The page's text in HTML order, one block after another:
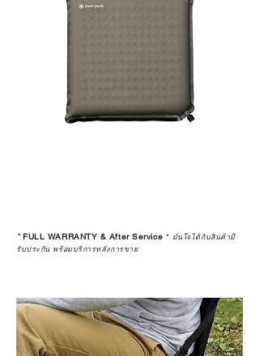
หรือการแก้ไขปัญหาที่อาจเกิดขึ้นใน
อนาคต
ก่อนตัดสินใจซื้อสินค้า เราอยาก
แนะนำให้คุณสอบถามทุกครั้งว่า ร้าน
ค้าที่คุณกำลังเลือกซื้อนั้น มีการรับ
ประกันสินค้าจากตัวแทนจำหน่าย
ในอุปกรณ์ที่คุณรัก มีคุณค่าอย่าง
ตัวแทนจำหน่ายที่ได้รับการแต่งตั้ง
เพื่อให้คุณได้รับทั้งสินค้า และ
ประสบการณ์ที่สมบูรณ์แบบในระยะ
*FULL WARRANTY & After Service * มั่นใจได้กับสินค้ามี
รับประกัน พร้อมบริการหลังการขาย